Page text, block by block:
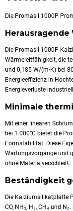
Die Promasil 1000P
Die Promasil 1000P
Wärmeleitfähigkeit, die
und 0,185 W/(m·K) bei
Energieeffizienz in
Energieverluste
Minimale
Mit einer linearen
bei 1.000°C bietet die
Formstabilität. Diese
Wartungsvorgänge und
ohne Materialverschleiß.
Beständigkeit
Die Kalziumsilikatplatte
CO, NH₃, H₂, CH₄ und